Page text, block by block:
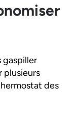
gaspiller
plusieurs
des